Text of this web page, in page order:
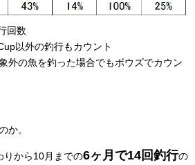
回数
以外の釣行もカウント
外の魚を釣った場合でもボウズでカウン
か。
りから10月までの6ヶ月で14回釣行の